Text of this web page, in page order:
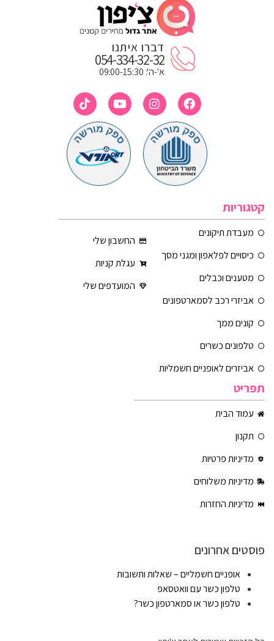
דברו איתנו
054-334-32-32
א'-ה': 09:00-15:30
קטגוריות
מעבדת תיקונים
כיסויים לפלאפון ומגני מסך
מטענים וכבלים
אביזרי רכב לסמארטפונים
קונים ממך
טלפונים כשרים
אביזרים לאופניים חשמליות
החשבון שלי
עגלת קניות
המועדפים שלי
תפריט
עמוד הבית
תקנון
מדיניות פרטיות
מדיניות משלוחים
מדיניות החזרות
פוסטים אחרונים
אופניים חשמליים – שאלות ותשובות
טלפון כשר עם וואטסאפ
טלפון כשר או סמארטפון כשר?